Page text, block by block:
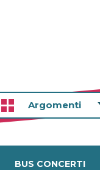
Argomenti
BUS CONCERTI